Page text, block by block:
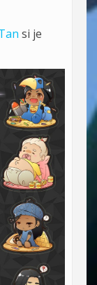
si je